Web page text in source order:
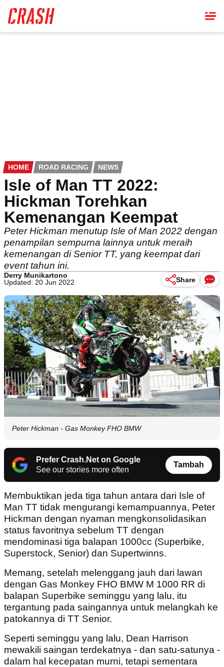
main
content
HOME ROAD RACING NEWS
Isle of Man TT 2022:
Hickman Torehkan
Kemenangan Keempat
Peter Hickman menutup Isle of Man 2022 dengan
penampilan sempurna lainnya untuk meraih
kemenangan di Senior TT, yang keempat dari
event tahun ini.
Derry Munikartono
Updated: 20 Jun 2022
Share
Peter Hickman - Gas Monkey FHO BMW
Prefer Crash.Net on Google
See our stories more often
Tambah
Membuktikan jeda tiga tahun antara dari Isle of
Man TT tidak mengurangi kemampuannya, Peter
Hickman dengan nyaman mengkonsolidasikan
status favoritnya sebelum TT dengan
mendominasi tiga balapan 1000cc (Superbike,
Superstock, Senior) dan Supertwinns.
Memang, setelah melenggang jauh dari lawan
dengan Gas Monkey FHO BMW M 1000 RR di
balapan Superbike seminggu yang lalu, itu
tergantung pada saingannya untuk melangkah ke
patokannya di TT Senior.
Seperti seminggu yang lalu, Dean Harrison
mewakili saingan terdekatnya - dan satu-satunya -
dalam hal kecepatan murni, tetapi sementara